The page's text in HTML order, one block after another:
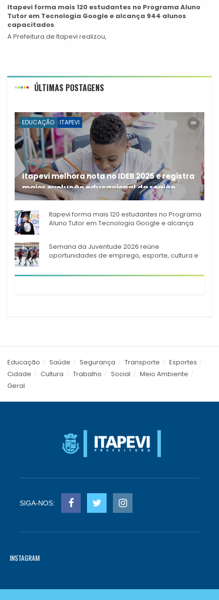
Itapevi forma mais 120 estudantes no Programa Aluno
Tutor em Tecnologia Google e alcança 944 alunos
capacitados
A Prefeitura de Itapevi realizou,
ÚLTIMAS POSTAGENS
EDUCAÇÃO ITAPEVI
Itapevi melhora nota no IDEB 2025 e registra
maior evolução educacional da região
A rede municipal de ensino
Itapevi forma mais 120 estudantes no Programa
Aluno Tutor em Tecnologia Google e alcança
Semana da Juventude 2026 reúne
oportunidades de emprego, esporte, cultura e
Educação Saúde Segurança Transporte
Esportes
Cidade
Cultura Trabalho Social
Meio Ambiente
Geral
SIGA-NOS:
INSTAGRAM